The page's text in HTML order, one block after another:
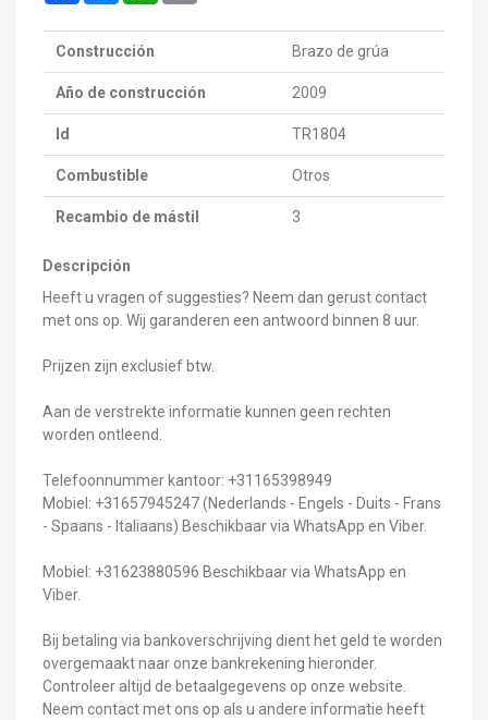
Construcción Brazo de grúa
Año de construcción 2009
Id TR1804
Combustible Otros
Recambio de mástil 3
Descripción
Heeft u vragen of suggesties? Neem dan gerust contact
met ons op. Wij garanderen een antwoord binnen 8 uur.
Prijzen zijn exclusief btw.
Aan de verstrekte informatie kunnen geen rechten
worden ontleend.
Telefoonnummer kantoor: +31165398949
Mobiel: +31657945247 (Nederlands - Engels - Duits - Frans
- Spaans - Italiaans) Beschikbaar via WhatsApp en Viber.
Mobiel: +31623880596 Beschikbaar via WhatsApp en
Viber.
Bij betaling via bankoverschrijving dient het geld te worden
overgemaakt naar onze bankrekening hieronder.
Controleer altijd de betaalgegevens op onze website.
Neem contact met ons op als u andere informatie heeft